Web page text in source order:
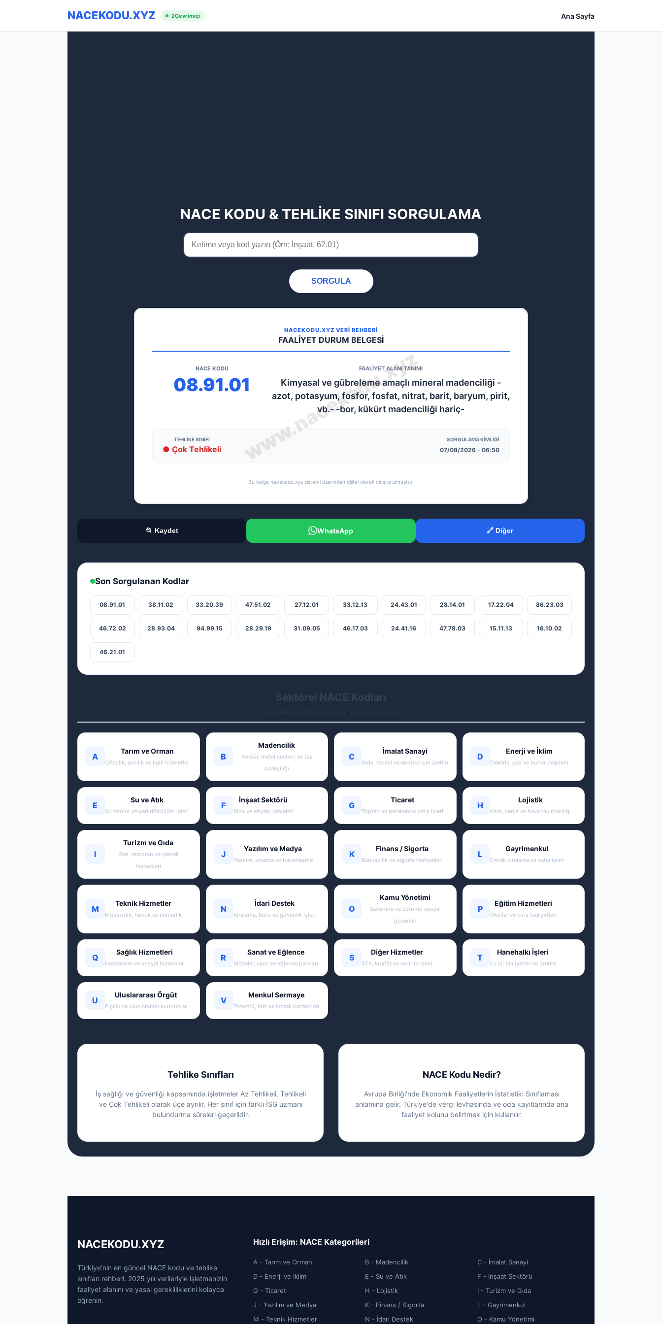
NACEKODU.XYZ 2Çevrimiçi Ana Sayfa
NACE KODU & TEHLİKE SINIFI SORGULAMA
SORGULA
NACEKODU.XYZ VERİ REHBERİ
FAALİYET DURUM BELGESİ
NACE KODU
08.91.01
FAALİYET ALANI TANIMI
Kimyasal ve gübreleme amaçlı mineral madenciliği -
azot, potasyum, fosfor, fosfat, nitrat, barit, baryum, pirit,
vb.- -bor, kükürt madenciliği hariç-
TEHLIKE SINIFI
● Çok Tehlikeli
SORGULAMA KIMLIĞI
07/08/2026 - 06:50
Bu belge nacekodu.xyz sistemi üzerinden dijital olarak oluşturulmuştur.
📂 Kaydet WhatsApp 🔗 Diğer
Son Sorgulanan Kodlar
08.91.01 38.11.02 33.20.39 47.51.02 27.12.01 33.12.13 24.43.01 28.14.01 17.22.04 86.23.03
46.72.02 28.93.04 94.99.15 28.29.19 31.09.05 46.17.03 24.41.16 47.78.03 15.11.13 16.10.02
46.21.01
Sektörel NACE Kodları
A
Tarım ve Orman
Çiftçilik, avcılık ve ilgili hizmetler
B
Madencilik
Kömür, metal cevheri ve taş
ocakçılığı
C
İmalat Sanayi
Gıda, tekstil ve endüstriyel üretim
D
Enerji ve İklim
Elektrik, gaz ve buhar dağıtımı
E
Su ve Atık
Su temini ve geri dönüşüm işleri
F
İnşaat Sektörü
Bina ve altyapı projeleri
G
Ticaret
Toptan ve perakende satış işleri
H
Lojistik
Kara, deniz ve hava taşımacılığı
I
Turizm ve Gıda
Otel, restoran ve yemek
hizmetleri
J
Yazılım ve Medya
Yazılım, sinema ve haberleşme
K
Finans / Sigorta
Bankacılık ve sigorta faaliyetleri
L
Gayrimenkul
Emlak kiralama ve satış işleri
M
Teknik Hizmetler
Müşavirlik, hukuk ve mimarlık
N
İdari Destek
Kiralama, büro ve güvenlik işleri
O
Kamu Yönetimi
Savunma ve zorunlu sosyal
güvenlik
P
Eğitim Hizmetleri
Okullar ve kurs faaliyetleri
Q
Sağlık Hizmetleri
Hastaneler ve sosyal hizmetler
R
Sanat ve Eğlence
Müzeler, spor ve eğlence parkları
S
Diğer Hizmetler
STK, kuaför ve onarım işleri
T
Hanehalkı İşleri
Ev içi faaliyetler ve üretim
U
Uluslararası Örgüt
Elçilik ve uluslararası kuruluşlar
V
Menkul Sermaye
Temettü, faiz ve iştirak kazançları
Tehlike Sınıfları
İş sağlığı ve güvenliği kapsamında işletmeler Az Tehlikeli, Tehlikeli
ve Çok Tehlikeli olarak üçe ayrılır. Her sınıf için farklı İSG uzmanı
bulundurma süreleri geçerlidir.
NACE Kodu Nedir?
Avrupa Birliği'nde Ekonomik Faaliyetlerin İstatistiki Sınıflaması
anlamına gelir. Türkiye'de vergi levhasında ve oda kayıtlarında ana
faaliyet kolunu belirtmek için kullanılır.
NACEKODU.XYZ
Türkiye'nin en güncel NACE kodu ve tehlike
sınıfları rehberi. 2025 yılı verileriyle işletmenizin
faaliyet alanını ve yasal gerekliliklerini kolayca
öğrenin.
Hızlı Erişim: NACE Kategorileri
A - Tarım ve Orman B - Madencilik
C - İmalat Sanayi
D - Enerji ve İklim
E - Su ve Atık
F - İnşaat Sektörü
G - Ticaret
H - Lojistik
I - Turizm ve Gıda
J - Yazılım ve Medya
K - Finans / Sigorta
L - Gayrimenkul
M - Teknik Hizmetler
N - İdari Destek O - Kamu Yönetimi